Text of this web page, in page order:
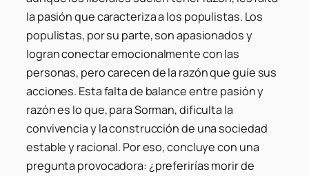
la pasión que caracteriza a los populistas. Los
populistas, por su parte, son apasionados y
logran conectar emocionalmente con las
personas, pero carecen de la razón que guíe sus
acciones. Esta falta de balance entre pasión y
razón es lo que, para Sorman, dificulta la
convivencia y la construcción de una sociedad
estable y racional. Por eso, concluye con una
pregunta provocadora: ¿preferirías morir de